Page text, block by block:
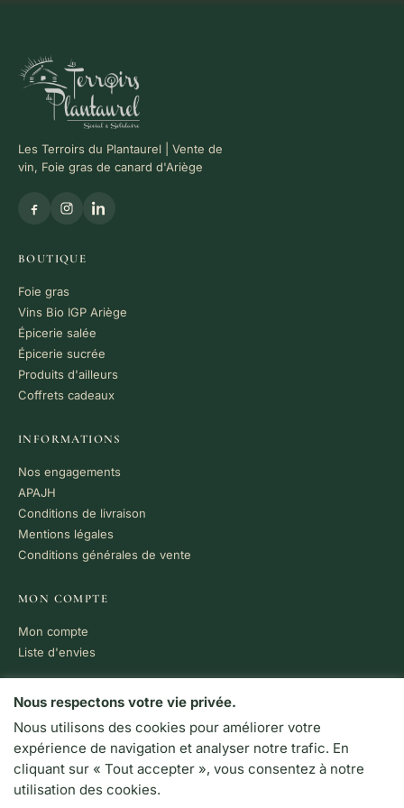
Les Terroirs du Plantaurel | Vente de
vin, Foie gras de canard d'Ariège
BOUTIQUE
Foie gras
Vins Bio IGP Ariège
Épicerie salée
Épicerie sucrée
Produits d'ailleurs
Coffrets cadeaux
INFORMATIONS
Nos engagements
APAJH
Conditions de livraison
Mentions légales
Conditions générales de vente
MON COMPTE
Mon compte
Liste d'envies
PAIEMENT 100% SÉCURISÉ
VISA MC CB
LIVRAISON RAPIDE
Colissimo · Chronopost
Nous respectons votre vie privée.
Nous utilisons des cookies pour améliorer votre
expérience de navigation et analyser notre trafic. En
cliquant sur « Tout accepter », vous consentez à notre
utilisation des cookies.